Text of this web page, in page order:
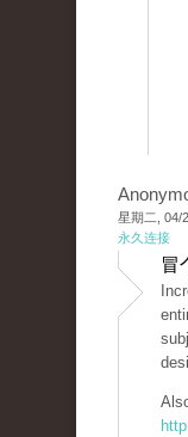
星期二, 04/
永久连接
冒